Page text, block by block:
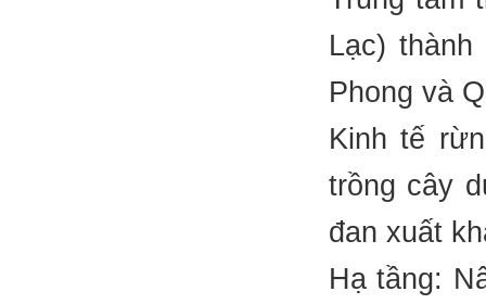
Lạc)
Phong và
Kinh tế
trồng cây
đan xuất
Hạ tầng: